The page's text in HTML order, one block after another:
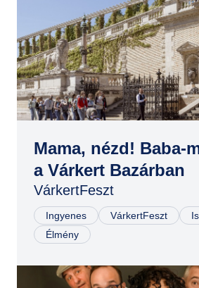
Mama, nézd! Baba-
a Várkert Bazárban
VárkertFeszt
Ingyenes VárkertFeszt
Élmény